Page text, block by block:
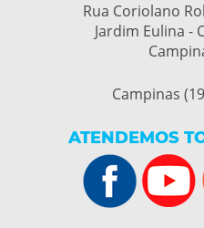
Rua Coriolano
Jardim Eulina -
Campinas
ATENDEMOS